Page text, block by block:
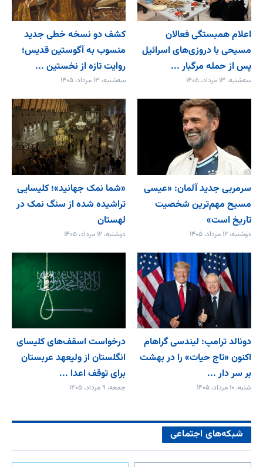
اعلام همبستگی فعالان
مسیحی با دروزی‌های اسرائیل
پس از حمله مرگبار ...
سه‌شنبه، ۱۳ مرداد، ۱۴۰۵
کشف دو نسخه خطی جدید
منسوب به آگوستین قدیس؛
روایت تازه از نخستین ...
سه‌شنبه، ۱۳ مرداد، ۱۴۰۵
سرمربی جدید آلمان: «عیسی
مسیح مهم‌ترین شخصیت
تاریخ است»
دوشنبه، ۱۲ مرداد، ۱۴۰۵
«شما نمک جهانید»؛ کلیسایی
تراشیده شده از سنگ نمک در
لهستان
دوشنبه، ۱۲ مرداد، ۱۴۰۵
دونالد ترامپ: لیندسی گراهام
اکنون «تاج حیات» را در بهشت
بر سر دار ...
شنبه، ۱۰ مرداد، ۱۴۰۵
درخواست اسقف‌های کلیسای
انگلستان از ولیعهد عربستان
برای توقف اعدا ...
جمعه، ۹ مرداد، ۱۴۰۵
شبکه‌های اجتماعی